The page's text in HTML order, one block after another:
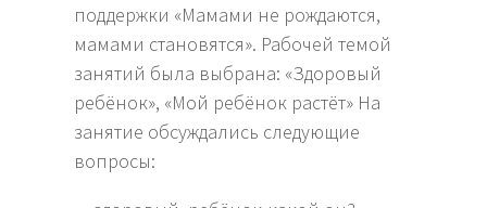
поддержки «Мамами не рождаются,
мамами становятся». Рабочей темой
занятий была выбрана: «Здоровый
ребёнок», «Мой ребёнок растёт» На
занятие обсуждались следующие
вопросы: